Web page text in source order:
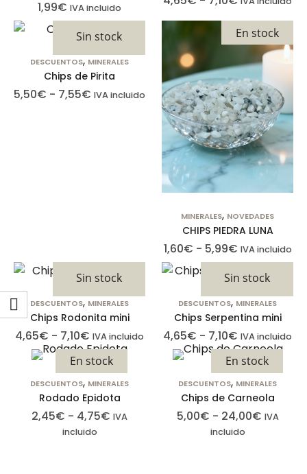
1,99€ IVA incluido
Sin stock
DESCUENTOS, MINERALES
Chips de Pirita
5,50€ - 7,55€ IVA incluido
En stock
MINERALES, NOVEDADES
CHIPS PIEDRA LUNA
1,60€ - 5,99€ IVA incluido
Sin stock
DESCUENTOS,MINERALES
Chips Rodonita mini
4,65€ - 7,10€ IVA incluido
Sin stock
DESCUENTOS,MINERALES
Chips Serpentina mini
4,65€ - 7,10€ IVA incluido
En stock
DESCUENTOS, MINERALES
Rodado Epidota
2,45€ - 4,75€ IVA
incluido
En stock
DESCUENTOS, MINERALES
Chips de Carneola
5,00€ - 24,00€ IVA
incluido